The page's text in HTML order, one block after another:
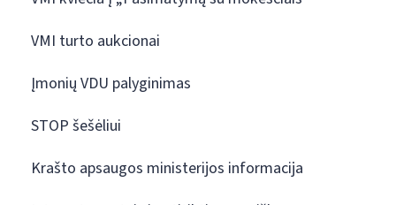
VMI turto aukcionai
Įmonių VDU palyginimas
STOP šešėliui
Krašto apsaugos ministerijos informacija